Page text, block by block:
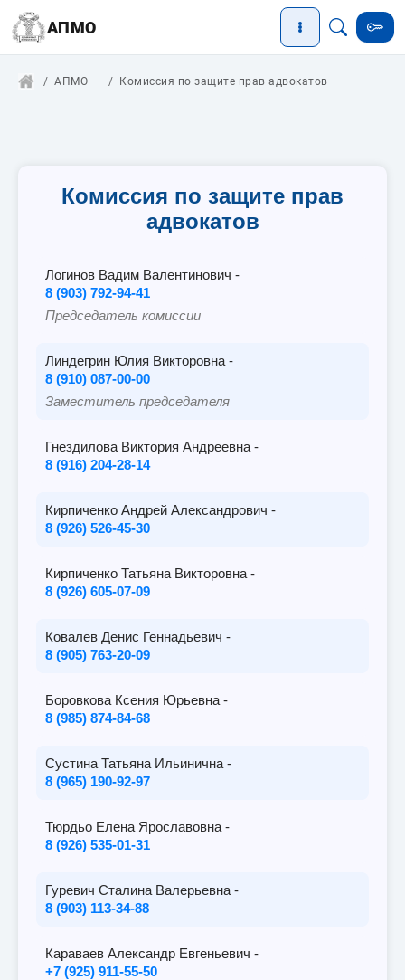
АПМО
АПМО Комиссия по защите прав адвокатов
Комиссия по защите прав
адвокатов
Логинов Вадим Валентинович -
8 (903) 792-94-41
Председатель комиссии
Линдегрин Юлия Викторовна -
8 (910) 087-00-00
Заместитель председателя
Гнездилова Виктория Андреевна -
8 (916) 204-28-14
Кирпиченко Андрей Александрович -
8 (926) 526-45-30
Кирпиченко Татьяна Викторовна -
8 (926) 605-07-09
Ковалев Денис Геннадьевич -
8 (905) 763-20-09
Боровкова Ксения Юрьевна -
8 (985) 874-84-68
Сустина Татьяна Ильинична -
8 (965) 190-92-97
Тюрдьо Елена Ярославовна -
8 (926) 535-01-31
Гуревич Сталина Валерьевна -
8 (903) 113-34-88
Караваев Александр Евгеньевич -
+7 (925) 911-55-50